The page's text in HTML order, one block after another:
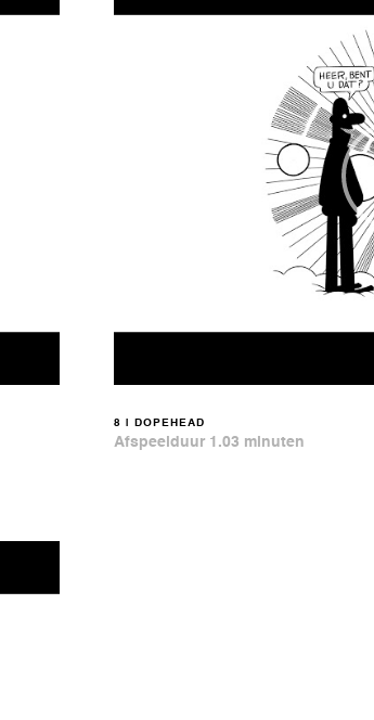
8 | DOPEHEAD
Afspeelduur 1.03 minuten